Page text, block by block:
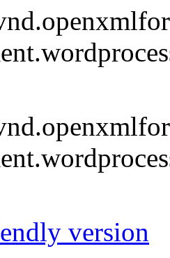
version